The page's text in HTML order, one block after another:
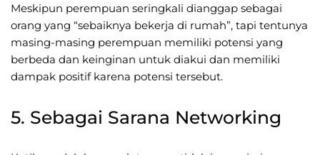
Meskipun perempuan seringkali dianggap sebagai
orang yang “sebaiknya bekerja di rumah”, tapi tentunya
masing-masing perempuan memiliki potensi yang
berbeda dan keinginan untuk diakui dan memiliki
dampak positif karena potensi tersebut.
5. Sebagai Sarana Networking